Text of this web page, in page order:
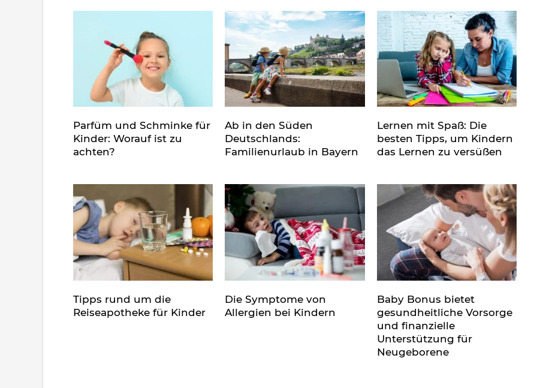
Parfüm und Schminke für
Kinder: Worauf ist zu
achten?
Ab in den Süden
Deutschlands:
Familienurlaub in Bayern
Lernen mit Spaß: Die
besten Tipps, um Kindern
das Lernen zu versüßen
Tipps rund um die
Reiseapotheke für Kinder
Die Symptome von
Allergien bei Kindern
Baby Bonus bietet
gesundheitliche Vorsorge
und finanzielle
Unterstützung für
Neugeborene